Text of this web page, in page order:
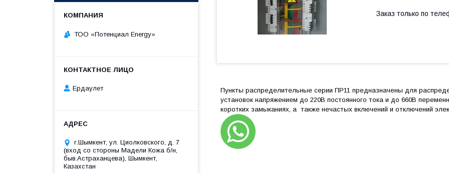
Заказ только по
Пункты распределительные серии ПР11 предназначены для
установок напряжением до 220В постоянного тока и до 660В
коротких замыканиях, а также нечастых включений и отключений
ТОО «‎Потенциал Energy»‎
Ердаулет
г.Шымкент, ул. Циолковского, д. 7
(вход со стороны Мадели Кожа б/н,
быв.Астраханцева), Шымкент,
Казахстан